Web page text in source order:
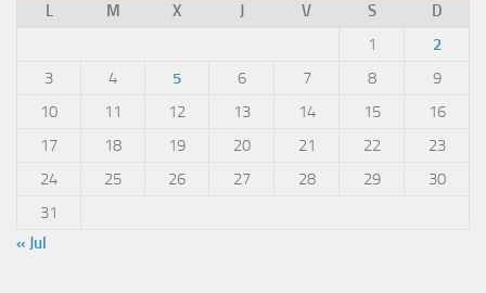
L
M X J V S
D
1
2
3
4 5 6 7 8
9
10
11 12 13 14 15
16
17
18 19 20 21 22
23
24
25 26 27 28 29
30
31
« Jul